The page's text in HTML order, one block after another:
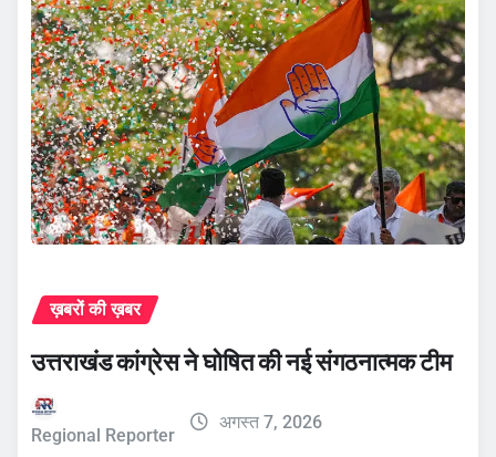
ख़बरों की ख़बर
उत्तराखंड कांग्रेस ने घोषित की नई संगठनात्मक टीम
Regional Reporter
अगस्त 7, 2026